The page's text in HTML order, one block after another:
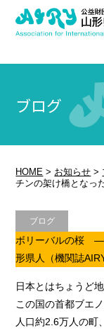
ブログ
HOME > お知らせ >
チンの架け橋となっ
ブログ
ボリーバルの桜 ―
形県人（機関誌
日本とはちょうど
この国の首都ブエ
人口約2.6万人の町